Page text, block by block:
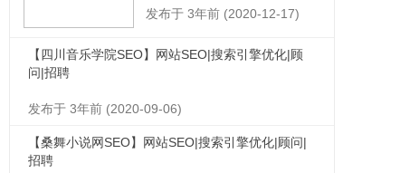
发布于 3年前 (2020-12-17)
【四川音乐学院SEO】网站SEO|搜索引擎优化|顾
问|招聘
发布于 3年前 (2020-09-06)
【桑舞小说网SEO】网站SEO|搜索引擎优化|顾问|
招聘